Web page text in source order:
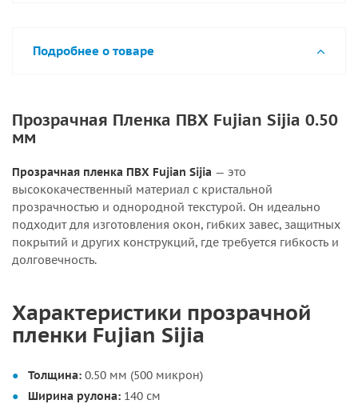
Подробнее о товаре
Прозрачная Пленка ПВХ Fujian Sijia 0.50
мм
Прозрачная пленка ПВХ Fujian Sijia — это
высококачественный материал с кристальной
прозрачностью и однородной текстурой. Он идеально
подходит для изготовления окон, гибких завес, защитных
покрытий и других конструкций, где требуется гибкость и
долговечность.
Характеристики прозрачной
пленки Fujian Sijia
Толщина: 0.50 мм (500 микрон)
Ширина рулона: 140 см